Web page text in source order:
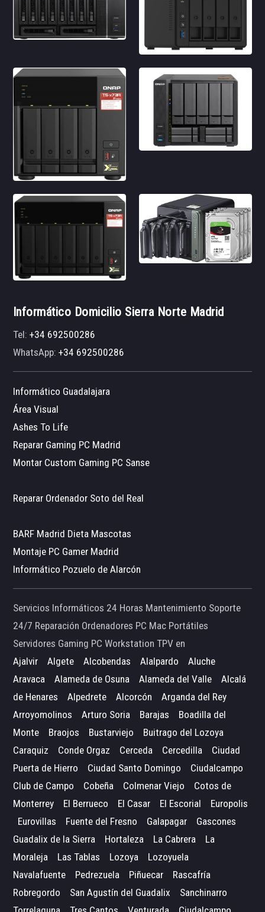
Informático Domicilio Sierra Norte Madrid
Tel:+34 692500286
WhatsApp:+34 692500286
Informático Guadalajara
Área Visual
Ashes To Life
Reparar Gaming PC Madrid
Montar Custom Gaming PC Sanse
Reparar Ordenador Soto del Real
BARF Madrid Dieta Mascotas
Montaje PC Gamer Madrid
Informático Pozuelo de Alarcón
Servicios Informáticos 24 Horas Mantenimiento Soporte
24/7 Reparación Ordenadores PC Mac Portátiles
Servidores Gaming PC Workstation TPV en
Ajalvir
Algete Alcobendas Alalpardo
Aluche
Aravaca
Alameda de Osuna Alameda del Valle
Alcalá
de Henares
Alpedrete Alcorcón
Arganda del Rey
Arroyomolinos
Arturo Soria Barajas
Boadilla del
Monte
Braojos Bustarviejo
Buitrago del Lozoya
Caraquiz
Conde Orgaz Cerceda Cercedilla
Ciudad
Puerta de Hierro
Ciudad Santo Domingo
Ciudalcampo
Club de Campo
Cobeña Colmenar Viejo
Cotos de
Monterrey
El Berrueco El Casar El Escorial
Europolis
Eurovillas
Fuente del Fresno Galapagar
Gascones
Guadalix de la Sierra
Hortaleza La Cabrera
La
Moraleja
Las Tablas Lozoya
Lozoyuela
Navalafuente
Pedrezuela Piñuecar
Rascafría
Robregordo
San Agustín del Guadalix
Sanchinarro